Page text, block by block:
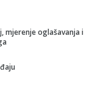
mjerenje oglašavanja i